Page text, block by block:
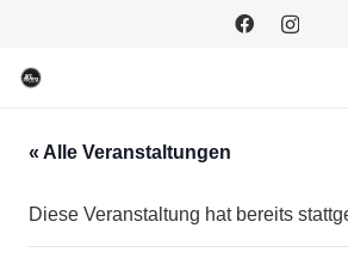
« Alle Veranstaltungen
Diese Veranstaltung hat bereits